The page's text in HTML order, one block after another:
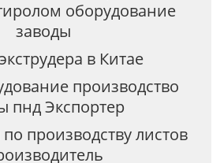
оборудование
заводы
в Китае
производство
пнд Экспортер
производству листов